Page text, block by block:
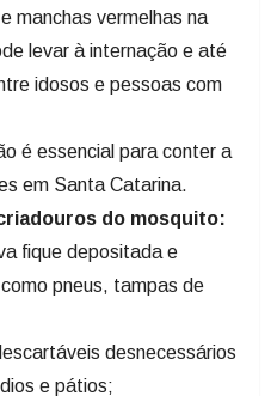
levar à internação e até
idosos e pessoas com
é essencial para conter a
em Santa Catarina.
do mosquito:
fique depositada e
pneus, tampas de
desnecessários
e pátios;
com cloro. Se ela